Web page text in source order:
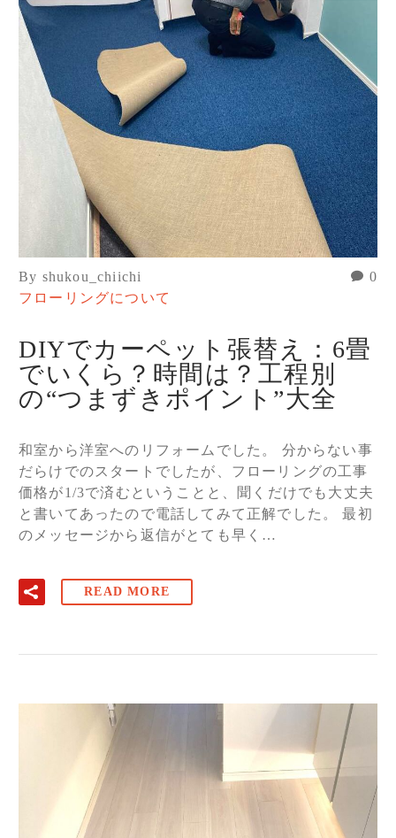
0
By shukou_chiichi
フローリングについて
DIYでカーペット張替え：6畳
でいくら？時間は？工程別
の“つまずきポイント”大全
和室から洋室へのリフォームでした。 分からない事
だらけでのスタートでしたが、フローリングの工事
価格が1/3で済むということと、聞くだけでも大丈夫
と書いてあったので電話してみて正解でした。 最初
のメッセージから返信がとても早く…
READ MORE